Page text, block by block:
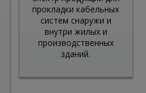
прокладки кабельных
систем снаружи и
внутри жилых и
производственных
зданий.